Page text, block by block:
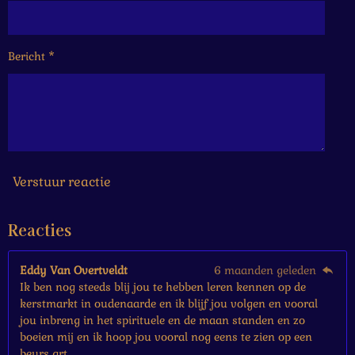
6
r
r
Bericht *
Verstuur reactie
Reacties
Eddy Van Overtveldt
6 maanden geleden
Ik ben nog steeds blij jou te hebben leren kennen op de
kerstmarkt in oudenaarde en ik blijf jou volgen en vooral
jou inbreng in het spirituele en de maan standen en zo
boeien mij en ik hoop jou vooral nog eens te zien op een